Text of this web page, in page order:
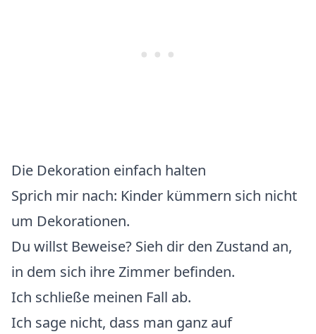
Die Dekoration einfach halten
Sprich mir nach: Kinder kümmern sich nicht
um Dekorationen.
Du willst Beweise? Sieh dir den Zustand an,
in dem sich ihre Zimmer befinden.
Ich schließe meinen Fall ab.
Ich sage nicht, dass man ganz auf